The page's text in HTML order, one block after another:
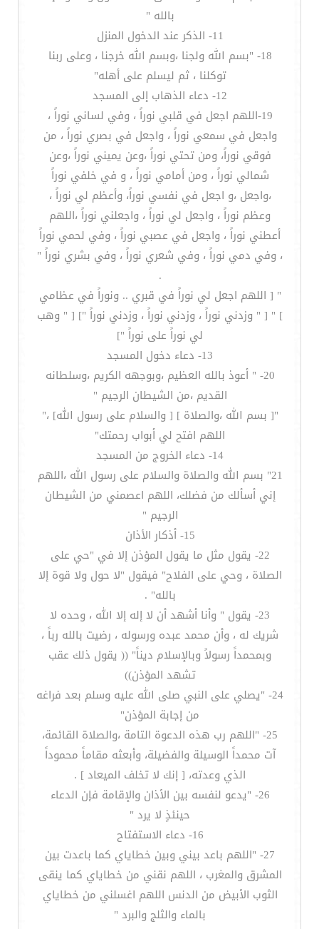
بالله "
11- الذكر عند الدخول المنزل
18- "بسم الله ولجنا ،وبسم الله خرجنا ، وعلى ربنا
توكلنا ، ثم ليسلم على أهله"
12- دعاء الذهاب إلى المسجد
19-اللهم اجعل في قلبي نوراً ، وفي لساني نوراً ،
واجعل في سمعي نوراً ، واجعل في بصري نوراً ، من
فوقي نوراً، ومن تحتي نوراً ،وعن يميني نوراً ،وعن
شمالي نوراً ، ومن أمامي نوراً ، و في خلفي نوراً
،واجعل ،و اجعل في نفسي نوراً، وأعظم لي نوراً ،
وعظم نوراً ، واجعل لي نوراً ، واجعلني نوراً ،اللهم
أعطني نوراً ، واجعل في عصبي نوراً ، وفي لحمي نوراً
، وفي دمي نوراً ، وفي شعري نوراً ، وفي بشري نوراً "
.
" [ اللهم اجعل لي نوراً في قبري .. ونوراً في عظامي
] " [ " وزدني نوراً ، وزدني نوراً ، وزدني نوراً "] [ " وهب
لي نوراً على نوراً "]
13- دعاء دخول المسجد
20- " أعوذ بالله العظيم ،وبوجهه الكريم ،وسلطانه
القديم ،من الشيطان الرجيم "
"[ بسم الله ،والصلاة ] [ والسلام على رسول الله] ،"
اللهم افتح لي أبواب رحمتك"
14- دعاء الخروج من المسجد
21" بسم الله والصلاة والسلام على رسول الله ،اللهم
إني أسألك من فضلك، اللهم اعصمني من الشيطان
الرجيم "
15- أذكار الأذان
22- يقول مثل ما يقول المؤذن إلا في "حي على
الصلاة ، وحي على الفلاح" فيقول "لا حول ولا قوة إلا
بالله" .
23- يقول " وأنا أشهد أن لا إله إلا الله ، وحده لا
شريك له ، وأن محمد عبده ورسوله ، رضيت بالله رباً ،
وبمحمداً رسولاً وبالإسلام ديناً" (( يقول ذلك عقب
تشهد المؤذن))
24- "يصلي على النبي صلى الله عليه وسلم بعد فراغه
من إجابة المؤذن"
25- "اللهم رب هذه الدعوة التامة ،والصلاة القائمة،
آت محمداً الوسيلة والفضيلة، وأبعثه مقاماً محموداً
الذي وعدته، [ إنك لا تخلف الميعاد ] .
26- "يدعو لنفسه بين الأذان والإقامة فإن الدعاء
حينئذٍ لا يرد "
16- دعاء الاستفتاح
27- "اللهم باعد بيني وبين خطاياي كما باعدت بين
المشرق والمغرب ، اللهم نقني من خطاياي كما ينقى
الثوب الأبيض من الدنس اللهم اغسلني من خطاياي
بالماء والثلج والبرد "